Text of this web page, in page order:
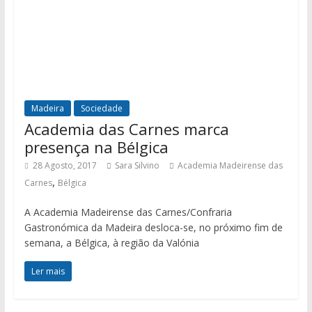
Madeira Sociedade
Academia das Carnes marca
presença na Bélgica
28 Agosto, 2017 Sara Silvino
Academia Madeirense das
Carnes, Bélgica
A Academia Madeirense das Carnes/Confraria
Gastronómica da Madeira desloca-se, no próximo fim de
semana, a Bélgica, à região da Valónia
Ler mais